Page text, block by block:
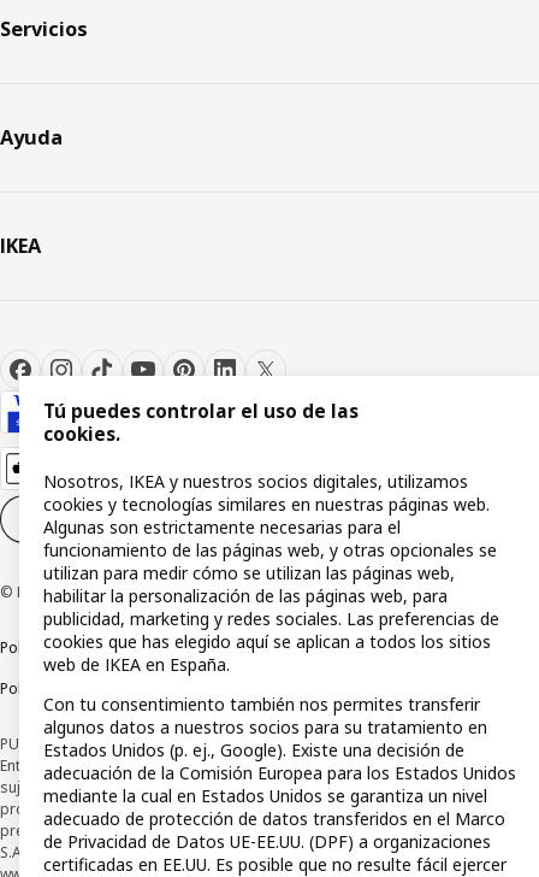
Servicios
Ayuda
IKEA
Configuración de cookies
© Inter IKEA Systems B.V 1999-2026
Política de privacidadPolítica de cookiesTérminos y condiciones
Política de divulgación responsable
PUBLICIDAD: *Financiación a través de la tarjeta IKEA VISA emitida por la
Entidad de Pago híbrida CaixaBank Payments & Consumer, E.F.C., E.P., S.A.U., y
sujeta a su organización. La entidad ha escogido como sistema de
protección de los fondos recibidos de usuarios de servicios de pago que
presta su depósito en una cuenta bancaria separada abierta en CaixaBank,
S.A. Conoce más acerca de las formas de pago de tu tarjeta aquí:
Tú puedes controlar el uso de las
cookies.
Nosotros, IKEA y nuestros socios digitales, utilizamos
cookies y tecnologías similares en nuestras páginas web.
Algunas son estrictamente necesarias para el
funcionamiento de las páginas web, y otras opcionales se
utilizan para medir cómo se utilizan las páginas web,
habilitar la personalización de las páginas web, para
publicidad, marketing y redes sociales. Las preferencias de
cookies que has elegido aquí se aplican a todos los sitios
web de IKEA en España.
Con tu consentimiento también nos permites transferir
algunos datos a nuestros socios para su tratamiento en
Estados Unidos (p. ej., Google). Existe una decisión de
adecuación de la Comisión Europea para los Estados Unidos
mediante la cual en Estados Unidos se garantiza un nivel
adecuado de protección de datos transferidos en el Marco
de Privacidad de Datos UE-EE.UU. (DPF) a organizaciones
certificadas en EE.UU. Es posible que no resulte fácil ejercer